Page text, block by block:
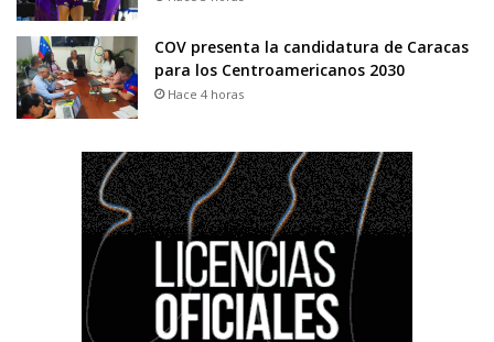
COV presenta la candidatura de Caracas
para los Centroamericanos 2030
Hace 4 horas